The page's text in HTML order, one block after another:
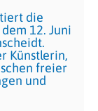
die
12. Juni
Künstlerin,
freier
und